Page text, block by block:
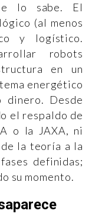
lo sabe. El
(al menos
y logístico.
robots
en un
energético
dinero. Desde
el respaldo de
o la JAXA, ni
la teoría a la
definidas;
su momento.